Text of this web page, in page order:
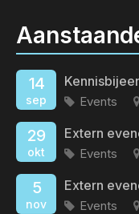
14
sep Events
29
okt Events
5
nov Events